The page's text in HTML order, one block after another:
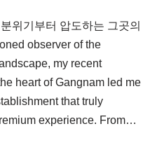
위기부터 압도하는 그곳의
observer of the
my recent
heart of Gangnam led me
that truly
experience. From…